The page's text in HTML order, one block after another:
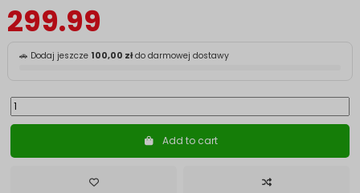
299.99
🚗 Dodaj jeszcze 100,00 złdo darmowej dostawy
Add to cart